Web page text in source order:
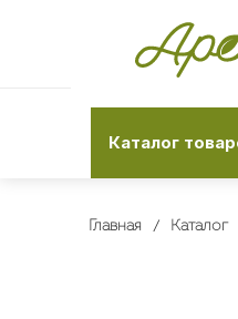
Каталог
Главная Каталог